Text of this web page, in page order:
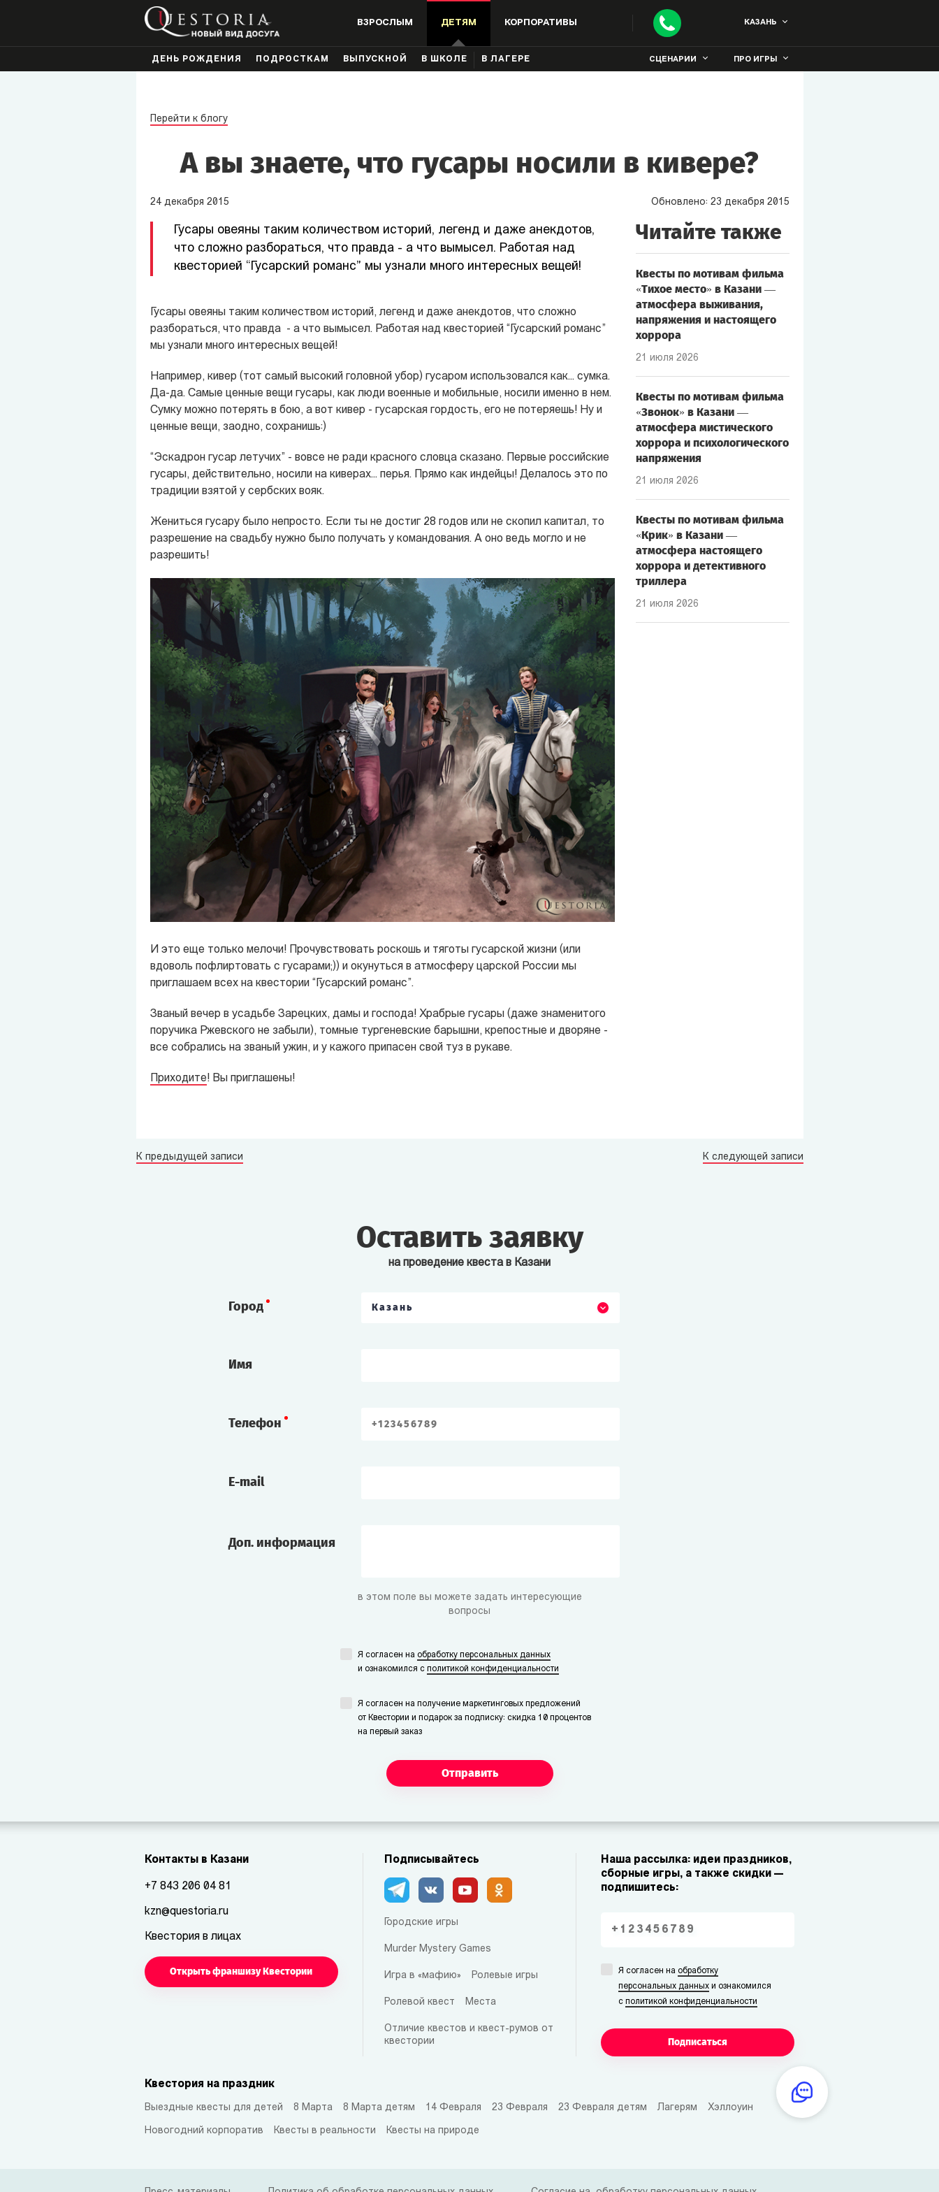
ВЗРОСЛЫМ ДЕТЯМ КОРПОРАТИВЫ КАЗАНЬ
ДЕНЬ РОЖДЕНИЯ ПОДРОСТКАМ ВЫПУСКНОЙ В ШКОЛЕ В ЛАГЕРЕ СЦЕНАРИИ ПРО ИГРЫ
Перейти к блогу
А вы знаете, что гусары носили в кивере?
24 декабря 2015 Обновлено: 23 декабря 2015
Гусары овеяны таким количеством историй, легенд и даже анекдотов,
что сложно разбораться, что правда - а что вымысел. Работая над
квесторией “Гусарский романс” мы узнали много интересных вещей!
Гусары овеяны таким количеством историй, легенд и даже анекдотов, что сложно
разбораться, что правда - а что вымысел. Работая над квесторией “Гусарский романс”
мы узнали много интересных вещей!
Например, кивер (тот самый высокий головной убор) гусаром использовался как… сумка.
Да-да. Самые ценные вещи гусары, как люди военные и мобильные, носили именно в нем.
Сумку можно потерять в бою, а вот кивер - гусарская гордость, его не потеряешь! Ну и
ценные вещи, заодно, сохранишь:)
“Эскадрон гусар летучих” - вовсе не ради красного словца сказано. Первые российские
гусары, действительно, носили на киверах… перья. Прямо как индейцы! Делалось это по
традиции взятой у сербских вояк.
Жениться гусару было непросто. Если ты не достиг 28 годов или не скопил капитал, то
разрешение на свадьбу нужно было получать у командования. А оно ведь могло и не
разрешить!
И это еще только мелочи! Прочувствовать роскошь и тяготы гусарской жизни (или
вдоволь пофлиртовать с гусарами;)) и окунуться в атмосферу царской России мы
приглашаем всех на квестории “Гусарский романс”.
Званый вечер в усадьбе Зарецких, дамы и господа! Храбрые гусары (даже знаменитого
поручика Ржевского не забыли), томные тургеневские барышни, крепостные и дворяне -
все собрались на званый ужин, и у кажого припасен свой туз в рукаве.
Приходите! Вы приглашены!
Читайте также
Квесты по мотивам фильма
«Тихое место» в Казани —
атмосфера выживания,
напряжения и настоящего
хоррора
21 июля 2026
Квесты по мотивам фильма
«Звонок» в Казани —
атмосфера мистического
хоррора и психологического
напряжения
21 июля 2026
Квесты по мотивам фильма
«Крик» в Казани —
атмосфера настоящего
хоррора и детективного
триллера
21 июля 2026
К предыдущей записи К следующей записи
Оставить заявку
на проведение квеста в Казани
Город Казань
Имя
Телефон
E-mail
Доп. информация
в этом поле вы можете задать интересующие
вопросы
Я согласен на обработку персональных данных
и ознакомился с политикой конфиденциальности
Я согласен на получение маркетинговых предложений
от Квестории и подарок за подписку: скидка 10 процентов
на первый заказ
Отправить
Контакты в Казани
+7 843 206 04 81
kzn@questoria.ru
Квестория в лицах
Открыть франшизу Квестории
Подписывайтесь
Городские игры
Murder Mystery Games
Игра в «мафию» Ролевые игры
Ролевой квест Места
Отличие квестов и квест-румов от
квестории
Квестория на праздник
Выездные квесты для детей 8 Марта 8 Марта детям 14 Февраля 23 Февраля 23 Февраля детям Лагерям Хэллоуин
Новогодний корпоратив Квесты в реальности Квесты на природе
Наша рассылка: идеи праздников,
сборные игры, а также скидки —
подпишитесь:
Я согласен на обработку
персональных данных и ознакомился
сполитикой конфиденциальности
Подписаться